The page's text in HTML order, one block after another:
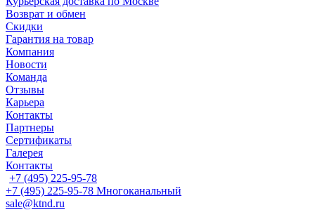
Возврат и обмен
Скидки
Гарантия на товар
Компания
Новости
Команда
Отзывы
Карьера
Контакты
Партнеры
Сертификаты
Галерея
Контакты
+7 (495) 225-95-78
+7 (495) 225-95-78 Многоканальный
sale@ktnd.ru